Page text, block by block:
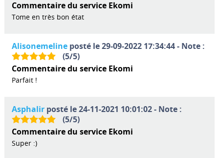
Commentaire du service Ekomi
Tome en très bon état
Alisonemelineposté le 29-09-2022 17:34:44 - Note :
(5/5)
Commentaire du service Ekomi
Parfait !
Asphalirposté le 24-11-2021 10:01:02 - Note :
(5/5)
Commentaire du service Ekomi
Super :)